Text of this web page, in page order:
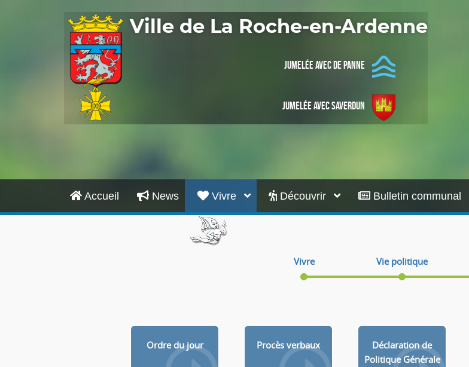
Ville de La Roche-en-Ardenne
Jumelée avec De Panne
Jumelée avec Saverdun
Accueil News Vivre Découvrir Bulletin communal
Vivre Vie politique
Ordre du jour Procès verbaux
Déclaration de
Politique Générale